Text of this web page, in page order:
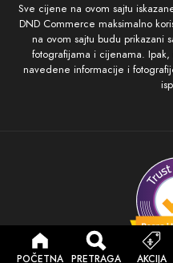
POČETNA PRETRAGA AKCIJA
Sve cijene na ovom sajtu
DND Commerce maksimalno
na ovom sajtu budu prikazani
fotografijama i cijenama.
navedene informacije i